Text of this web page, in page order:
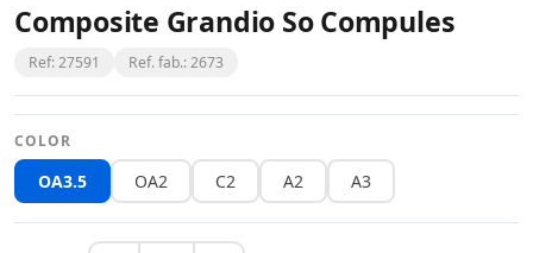
Composite Grandio So Compules
Ref: 27591 Ref. fab.: 2673
COLOR
OA3.5 OA2 C2 A2 A3